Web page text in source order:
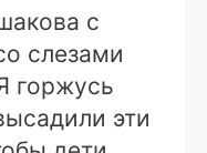
с
слезами
горжусь
эти